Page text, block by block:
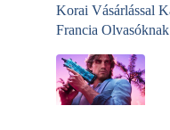
Korai Vásárlással
Francia Olvasóknak